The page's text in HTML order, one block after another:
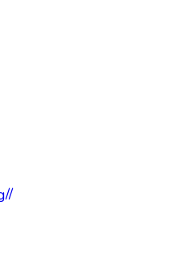
//